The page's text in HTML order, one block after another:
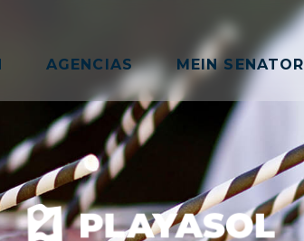
AGENCIAS MEIN SENATOR